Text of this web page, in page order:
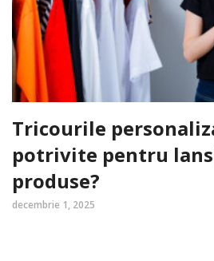
Tricourile
potrivite pentru
produse?
decembrie 1, 2025